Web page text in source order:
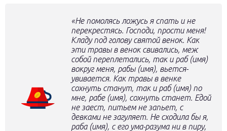
«Не помолясь ложусь я спать и не
перекрестясь. Господи, прости меня!
Кладу под голову святой венок. Как
эти травы в венок свивались, меж
собой переплетались, так и раб (имя)
вокруг меня, рабы (имя), вьется-
увивается. Как травы в венке
сохнуть станут, так и раб (имя) по
мне, рабе (имя), сохнуть станет. Едой
не заест, питьем не запьет, с
девками не загуляет. Не сходила бы я,
раба (имя), с его ума-разума ни в пиру,